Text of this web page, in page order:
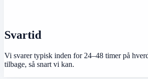
Svartid
Vi svarer typisk inden for 24–48 timer på
tilbage, så snart vi kan.